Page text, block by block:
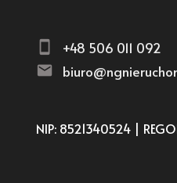
+48 506 011 092
NIP: 8521340524 |